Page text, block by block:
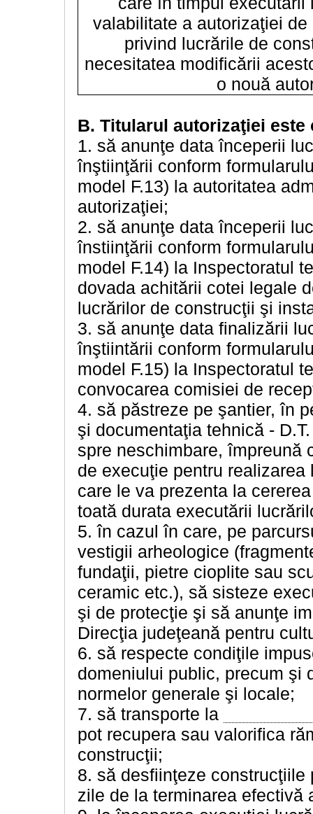
valabilitate a autorizaţiei
privind lucrările de
necesitatea modificării
o nouă
B. Titularul autorizaţiei este
1. să anunţe data începerii
înştiinţării conform
model F.13) la autoritatea
autorizaţiei;
2. să anunţe data începerii
înstiinţării conform
model F.14) la Inspectoratul
dovada achitării cotei legale
lucrărilor de construcţii şi
3. să anunţe data finalizării
înştiintării conform
model F.15) la Inspectoratul
convocarea comisiei de
4. să păstreze pe şantier, în
şi documentaţia tehnică -
spre neschimbare, împreună
de execuţie pentru
care le va prezenta la
toată durata executării
5. în cazul în care, pe
vestigii arheologice
fundaţii, pietre cioplite sau
ceramic etc.), să sisteze
şi de protecţie şi să anunţe
Direcţia judeţeană pentru
6. să respecte condiţile
domeniului public, precum şi
normelor generale şi locale;
7. să transporte la
pot recupera sau valorifica
construcţii;
8. să desfiinţeze
zile de la terminarea efectivă